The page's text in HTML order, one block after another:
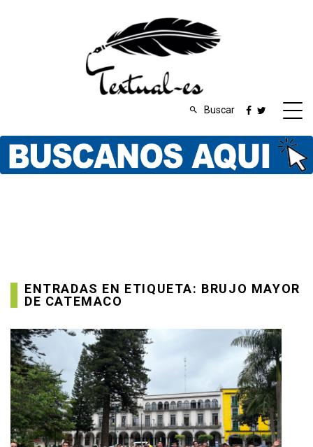
Buscar
ENTRADAS EN ETIQUETA: BRUJO MAYOR
DE CATEMACO